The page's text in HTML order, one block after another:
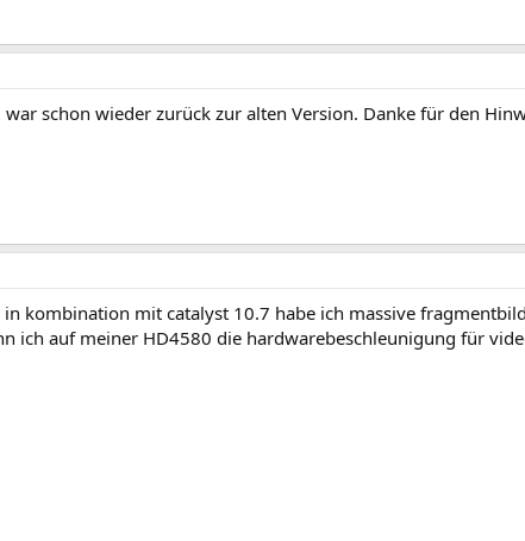
schon wieder zurück zur alten Version. Danke für den
kombination mit catalyst 10.7 habe ich massive
ich auf meiner HD4580 die hardwarebeschleunigung für